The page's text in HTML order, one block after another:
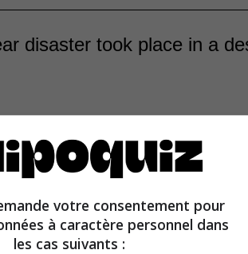
disaster took place in a
place on April 26, 1986, at the Lenin
SSR (now Ukraine), 9.5 mi. (15
votre consentement pour
à caractère personnel dans
les cas suivants :